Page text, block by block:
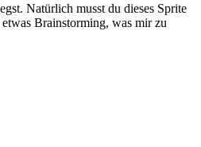
Natürlich musst du dieses Sprite
Brainstorming, was mir zu